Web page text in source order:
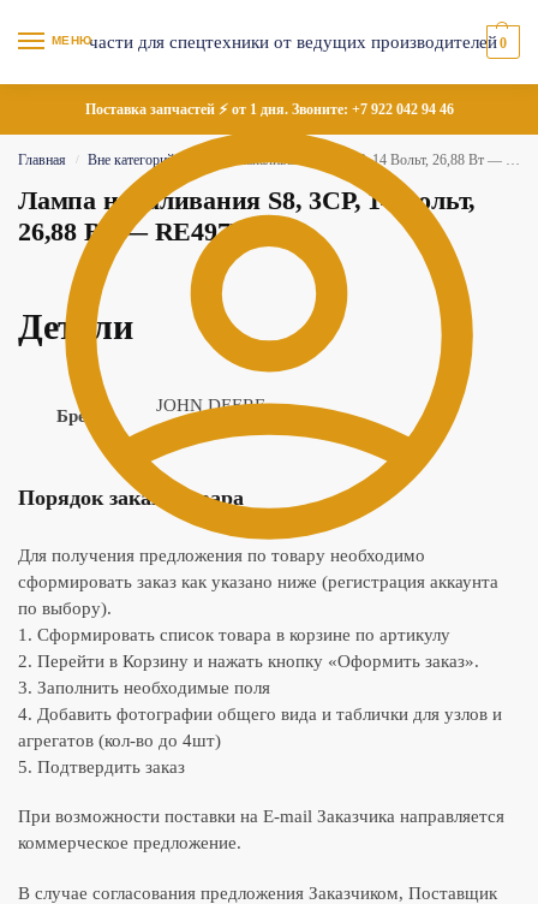
МЕНЮ 0
Поставка запчастей ⚡ от 1 дня. Звоните: +7 922 042 94 46
Главная / Вне категорий Лампа накаливания S8, 3CP, 14 Вольт, 26,88 Вт — RE49778
Лампа накаливания S8, 3CP, 14 Вольт,
26,88 Вт — RE49778
Детали
Бренд
JOHN DEERE
Порядок заказа товара
Для получения предложения по товару необходимо
сформировать заказ как указано ниже (регистрация аккаунта
по выбору).
1. Сформировать список товара в корзине по артикулу
2. Перейти в Корзину и нажать кнопку «Оформить заказ».
3. Заполнить необходимые поля
4. Добавить фотографии общего вида и таблички для узлов и
агрегатов (кол-во до 4шт)
5. Подтвердить заказ
При возможности поставки на E-mail Заказчика направляется
коммерческое предложение.
В случае согласования предложения Заказчиком, Поставщик